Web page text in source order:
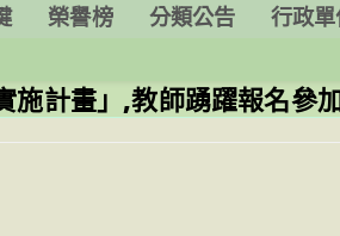
榮譽榜 分類公告 行政
計畫」,教師踴躍報名參